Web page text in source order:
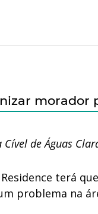
morador
de Águas
terá
problema na